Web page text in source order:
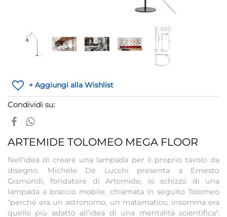
+ Aggiungi alla Wishlist
Condividi su:
ARTEMIDE TOLOMEO MEGA FLOOR
Nell'idea di creare una lampada per il proprio tavolo da
disegno, Michele De Lucchi presenta a Ernesto
Gismondi, fondatore di Artemide, lo schizzo di una
lampada a braccio mobile, chiamata in seguito Tolomeo
"perché era un astronomo, un matematico, insomma era
quello più adatto all’idea di una mentalità scientifica".